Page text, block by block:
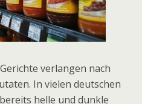
verlangen nach
In vielen deutschen
helle und dunkle